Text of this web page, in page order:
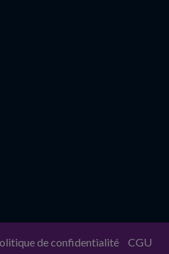
de confidentialité CGU